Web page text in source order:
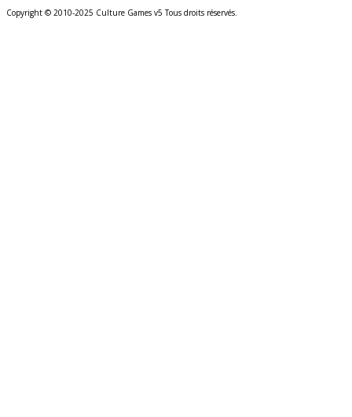
Copyright © 2010-2025 Culture Games v5 Tous droits réservés.